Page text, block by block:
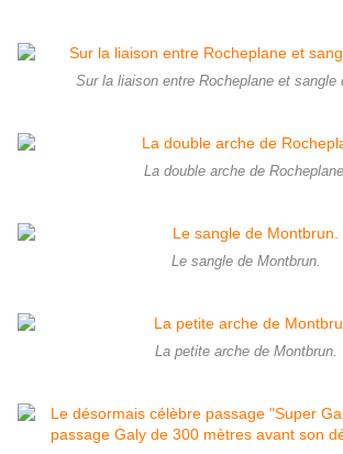
Sur la liaison entre Rocheplane et sangle
La double arche de Rocheplane.
Le sangle de Montbrun.
La petite arche de Montbrun.